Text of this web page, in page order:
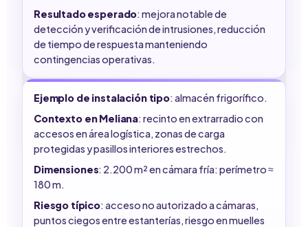
Resultado esperado: mejora notable de
detección y verificación de intrusiones, reducción
de tiempo de respuesta manteniendo
contingencias operativas.
Ejemplo de instalación tipo: almacén frigorífico.
Contexto en Meliana: recinto en extrarradio con
accesos en área logística, zonas de carga
protegidas y pasillos interiores estrechos.
Dimensiones: 2.200 m² en cámara fría: perímetro ≈
180 m.
Riesgo típico: acceso no autorizado a cámaras,
puntos ciegos entre estanterías, riesgo en muelles